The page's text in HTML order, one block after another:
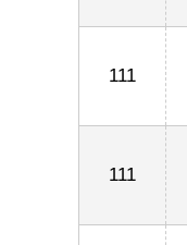
111
111